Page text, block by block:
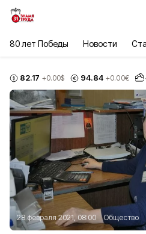
80 лет Победы Новости
82.17 +0.00$ 94.84 +0.00€
28 февраля 2021, 08:00 Общество